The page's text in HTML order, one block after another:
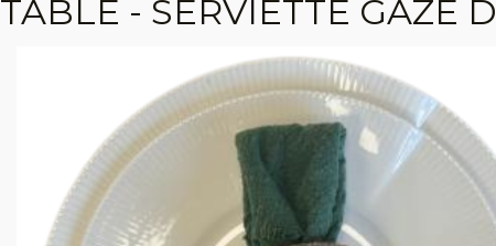
TABLE - SERVIETTE GAZE